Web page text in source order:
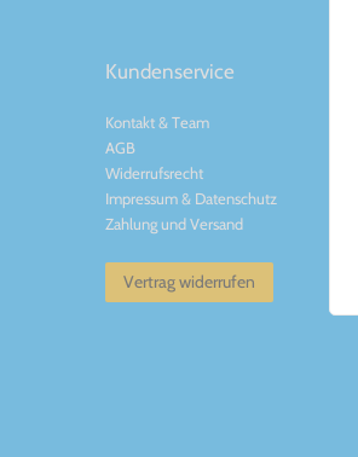
Kundenservice
Kontakt & Team
AGB
Widerrufsrecht
Impressum & Datenschutz
Zahlung und Versand
Vertrag widerrufen